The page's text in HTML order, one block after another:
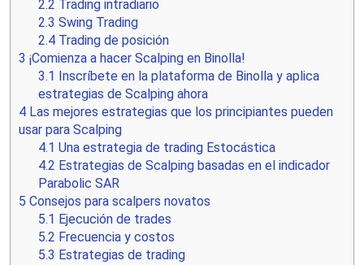
2.2 Trading intradiario
2.3 Swing Trading
2.4 Trading de posición
3 ¡Comienza a hacer Scalping en Binolla!
3.1
Inscríbete en la plataforma de Binolla y aplica
estrategias de Scalping ahora
4 Las mejores estrategias que los principiantes pueden
usar para Scalping
4.1 Una estrategia de trading Estocástica
4.2 Estrategias de Scalping basadas en el indicador
Parabolic SAR
5 Consejos para scalpers novatos
5.1 Ejecución de trades
5.2 Frecuencia y costos
5.3 Estrategias de trading